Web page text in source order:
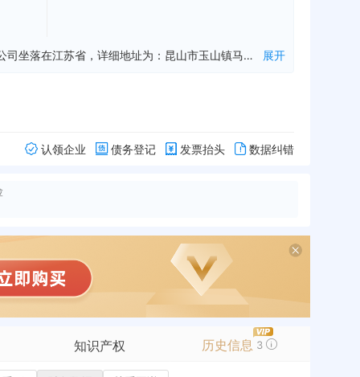
昆山市第一中学是一家从事实施高中学历教育,促进基础教育发展,高中学历教育等业务的公司，成立于2021年01月12日，公司坐落在江苏省，详细地址为：昆山市玉山镇马鞍山中路619号;经国家企业信用信息公示系统查询得知，昆山市第一中学的信用代码/税号为12320583467172295N，法人是还胜元，注册资本为9678.5万元，企业的经营范围为:实施高中学历教育，促进基础教育发展。高中学历教育 展开
认领企业 债务登记 发票抬头 数据纠错
知识产权 历史信息 3